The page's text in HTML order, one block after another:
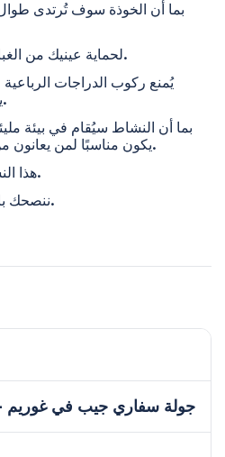
لحماية عينيك من الغبار ينصح باستخدام نظاراتك.
يمكنهم الجلوس خلف السائق.
يكون مناسبًا لمن يعانون من اضطرابات الجهاز التنفسي.
هذا النشاط غير مناسب للحوامل.
ننصحك باستخدام قناع خلال الجولة.
جولة سفاري جيب في غوريم